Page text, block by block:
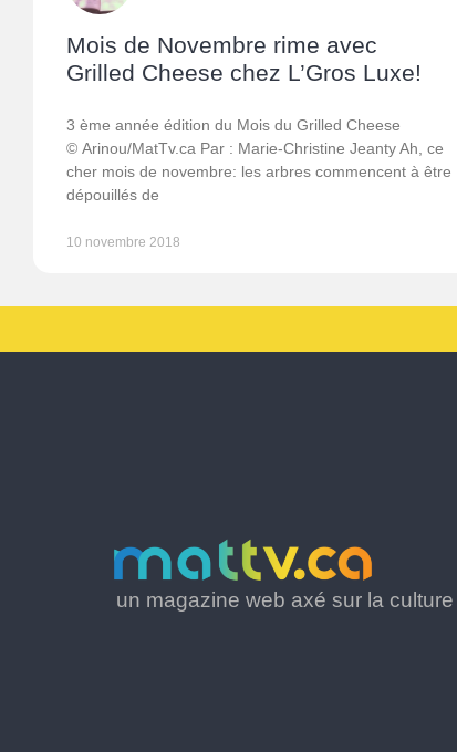
Mois de Novembre rime avec
Grilled Cheese chez L’Gros Luxe!
3 ème année édition du Mois du Grilled Cheese
© Arinou/MatTv.ca Par : Marie-Christine Jeanty Ah, ce
cher mois de novembre: les arbres commencent à être
dépouillés de
10 novembre 2018
un magazine web axé sur la culture